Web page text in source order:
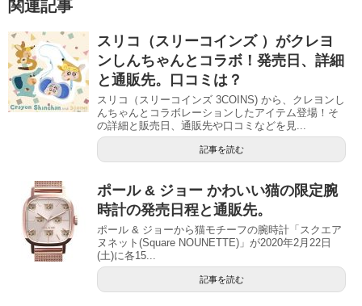
関連記事
スリコ（スリーコインズ ）がクレヨ
ンしんちゃんとコラボ！発売日、詳細
と通販先。口コミは？
スリコ（スリーコインズ 3COINS) から、クレヨンし
んちゃんとコラボレーションしたアイテム登場！そ
の詳細と販売日、通販先や口コミなどを見...
記事を読む
ポール & ジョー かわいい猫の限定腕
時計の発売日程と通販先。
ポール & ジョーから猫モチーフの腕時計「スクエア
ヌネット(Square NOUNETTE)」が2020年2月22日
(土)に各15...
記事を読む